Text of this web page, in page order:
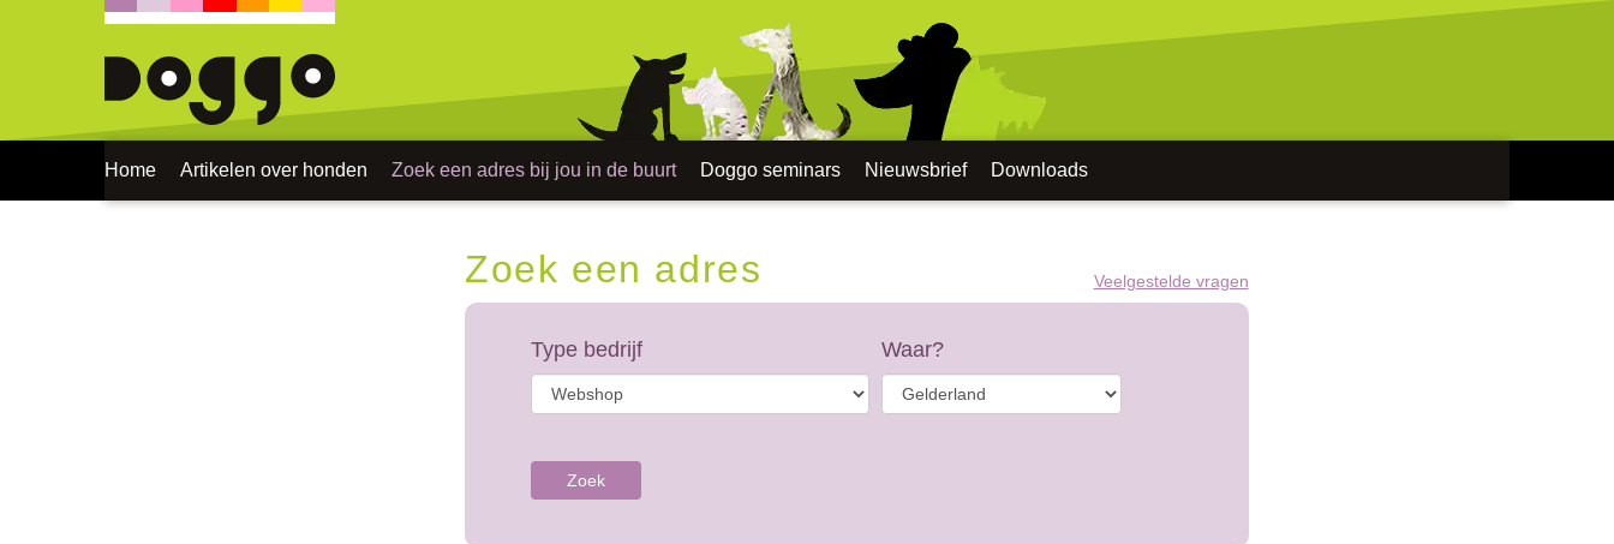
Home Artikelen over honden Zoek een adres bij jou in de buurt Doggo seminars Nieuwsbrief Downloads
Zoek een adres Veelgestelde vragen
Type bedrijf Waar?
Zoek